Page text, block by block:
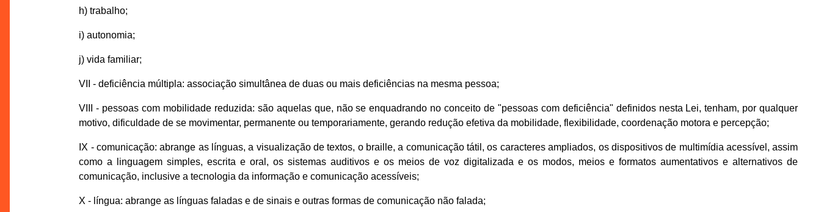
h) trabalho;
i) autonomia;
j) vida familiar;
VII - deficiência múltipla: associação simultânea de duas ou mais deficiências na mesma pessoa;
VIII - pessoas com mobilidade reduzida: são aquelas que, não se enquadrando no conceito de "pessoas com deficiência" definidos nesta Lei, tenham, por qualquer
motivo, dificuldade de se movimentar, permanente ou temporariamente, gerando redução efetiva da mobilidade, flexibilidade, coordenação motora e percepção;
IX - comunicação: abrange as línguas, a visualização de textos, o braille, a comunicação tátil, os caracteres ampliados, os dispositivos de multimídia acessível, assim
como a linguagem simples, escrita e oral, os sistemas auditivos e os meios de voz digitalizada e os modos, meios e formatos aumentativos e alternativos de
comunicação, inclusive a tecnologia da informação e comunicação acessíveis;
X - língua: abrange as línguas faladas e de sinais e outras formas de comunicação não falada;